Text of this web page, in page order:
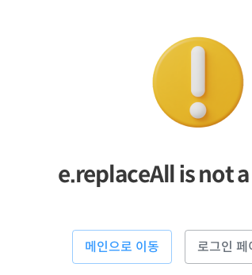
e.replaceAll is not
메인으로 이동 로그인 페